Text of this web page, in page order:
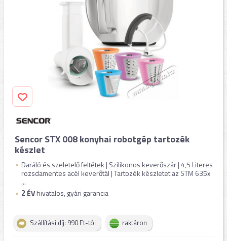
Sencor STX 008 konyhai robotgép tartozék
készlet
Daráló és szeletelő feltétek | Szilikonos keverőszár | 4,5 Literes
rozsdamentes acél keverőtál | Tartozék készletet az STM 635x
...
2 ÉVhivatalos, gyári garancia
Szállítási díj: 990 Ft-tól raktáron